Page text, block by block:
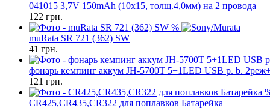
041015 3,7V 150mAh (10x15, толщ.4,0мм) на 2 провода
122 грн.
%
muRata SR 721 (362) SW
41 грн.
фонарь кемпинг аккум JH-5700T 5+1LED USB p. b.
121 грн.
CR425,CR435,CR322 для поплавков Батарейка